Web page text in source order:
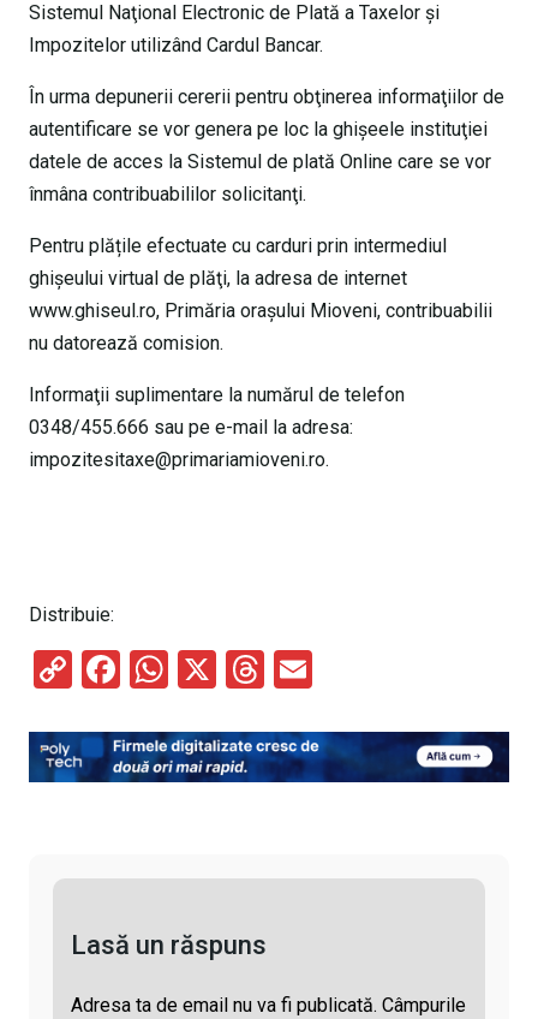
Sistemul Naţional Electronic de Plată a Taxelor şi
Impozitelor utilizând Cardul Bancar.
În urma depunerii cererii pentru obţinerea informaţiilor de
autentificare se vor genera pe loc la ghişeele instituţiei
datele de acces la Sistemul de plată Online care se vor
înmâna contribuabililor solicitanţi.
Pentru plățile efectuate cu carduri prin intermediul
ghișeului virtual de plăţi, la adresa de internet
www.ghiseul.ro, Primăria oraşului Mioveni, contribuabilii
nu datorează comision.
Informaţii suplimentare la numărul de telefon
0348/455.666 sau pe e-mail la adresa:
impozitesitaxe@primariamioveni.ro.
Distribuie:
C
py
Li
F
ce
b
W
at
s
X
T
e
a
ail
Lasă un răspuns
Adresa ta de email nu va fi publicată. Câmpurile